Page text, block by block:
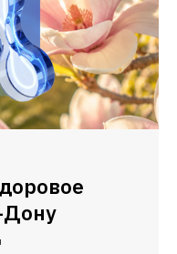
Дону